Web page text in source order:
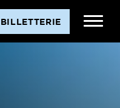
BILLETTERIE